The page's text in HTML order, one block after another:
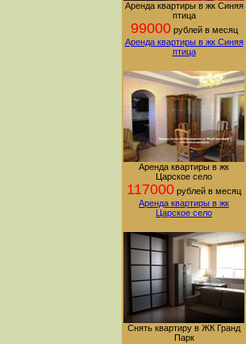
Аренда квартиры в жк Синяя
птица
99000рублей в месяц
Аренда квартиры в жк Синяя
птица
Аренда квартиры в жк
Царское село
117000 рублей в месяц
Аренда квартиры в жк
Царское село
Снять квартиру в ЖК Гранд
Парк